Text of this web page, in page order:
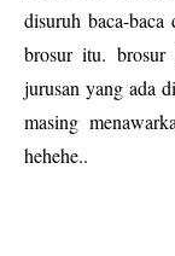
disuruh baca-
brosur itu. brosur
jurusan yang ada
masing
hehehe..